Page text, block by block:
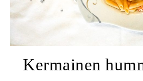
Kermainen